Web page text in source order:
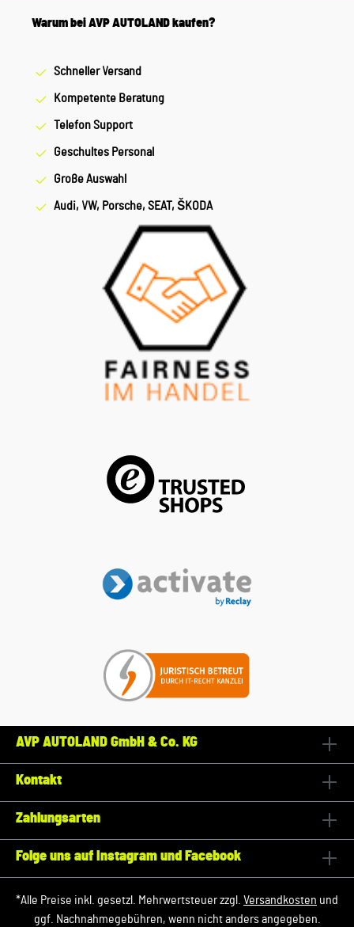
Warum bei AVP AUTOLAND kaufen?
Schneller Versand
Kompetente Beratung
Telefon Support
Geschultes Personal
Große Auswahl
Audi, VW, Porsche, SEAT, ŠKODA
AVP AUTOLAND GmbH & Co. KG
Kontakt
Zahlungsarten
Folge uns auf Instagram und Facebook
*Alle Preise inkl. gesetzl. Mehrwertsteuer zzgl. Versandkosten und
ggf. Nachnahmegebühren, wenn nicht anders angegeben.